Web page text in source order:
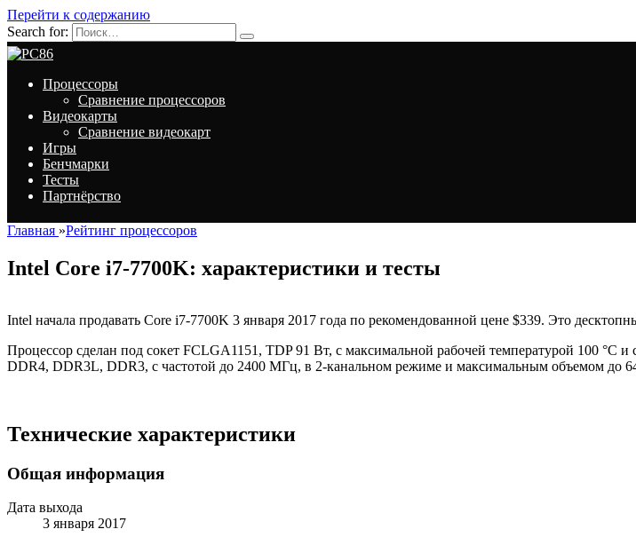
Перейти к содержанию
Search for:
Процессоры
Сравнение процессоров
Видеокарты
Сравнение видеокарт
Игры
Бенчмарки
Тесты
Партнёрство
Главная »Рейтинг процессоров
Intel Core i7-7700K: характеристики и тесты
Intel начала продавать Core i7-7700K 3 января 2017 года по рекомендованной цене $339. Это
Процессор сделан под сокет FCLGA1151, TDP 91 Вт, с максимальной рабочей температурой 100
DDR4, DDR3L, DDR3, с частотой до 2400 МГц, в 2-канальном режиме и максимальным объемом до
Технические характеристики
Общая информация
Дата выхода
3 января 2017